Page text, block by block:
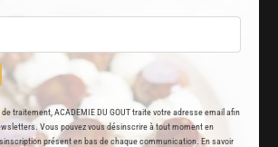
traitement, ACADEMIE DU GOUT traite votre adresse email afin
Vous pouvez vous désinscrire à tout moment en
présent en bas de chaque communication. En savoir
ABONNEMENT
PREMIUM
DES CHEFS, ENFIN ACCESSIBLE !